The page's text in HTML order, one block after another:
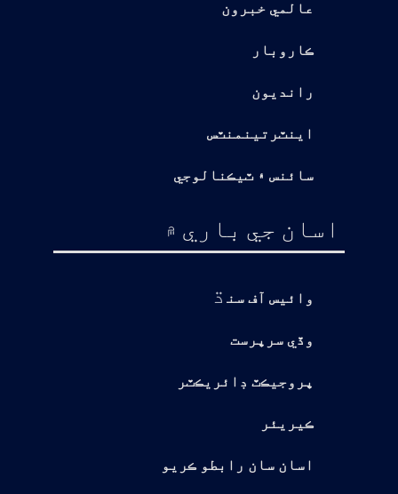
عالمي خبرون
ڪاروبار
رانديون
اينٽرتينمنٽس
سائنس ۽ ٽيڪنالوجي
اسان جي باري ۾
وائيس آف سن ڌ
وڏي سرپرست
پروجيڪٽ ڊائريڪٽر
ڪيريئر
اسان سان رابطو ڪريو